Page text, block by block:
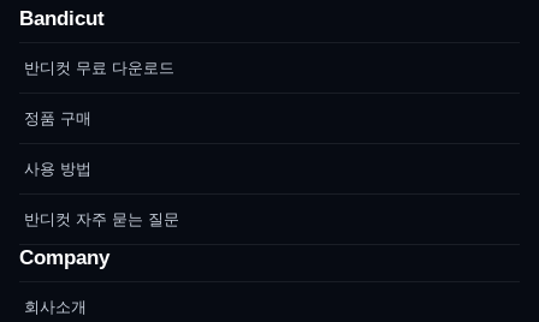
Bandicut
반디컷 무료 다운로드
정품 구매
사용 방법
반디컷 자주 묻는 질문
Company
회사소개